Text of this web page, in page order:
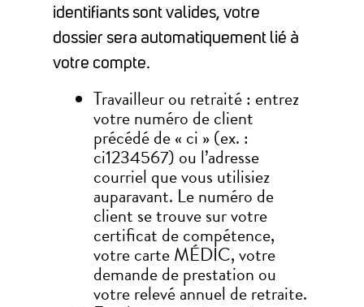
identifiants sont valides, votre
dossier sera automatiquement lié à
votre compte.
Travailleur ou retraité : entrez
votre numéro de client
précédé de « ci » (ex. :
ci1234567) ou l’adresse
courriel que vous utilisiez
auparavant. Le numéro de
client se trouve sur votre
certificat de compétence,
votre carte MÉDIC, votre
demande de prestation ou
votre relevé annuel de retraite.